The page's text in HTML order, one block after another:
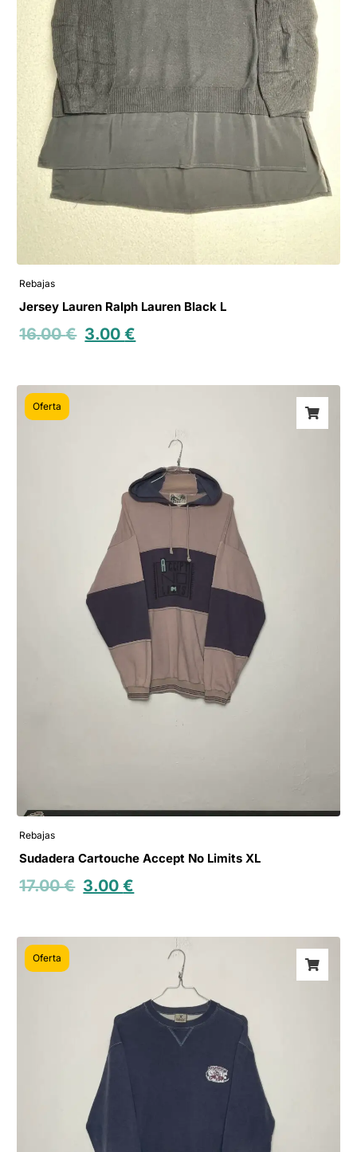
Rebajas
Jersey Lauren Ralph Lauren Black L
16.00€ 3.00€
Oferta
Rebajas
Sudadera Cartouche Accept No Limits XL
17.00€ 3.00€
Oferta